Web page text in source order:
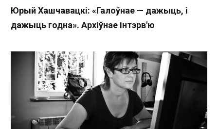
Юрый Хашчавацкі: «Галоўнае — дажыць, і
дажыць годна». Архіўнае інтэрв'ю